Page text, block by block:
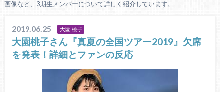
画像など、3期生メンバーについて詳しく紹介しています。
2019.06.25 大園 桃子
大園桃子さん『真夏の全国ツアー2019』欠席
を発表！詳細とファンの反応